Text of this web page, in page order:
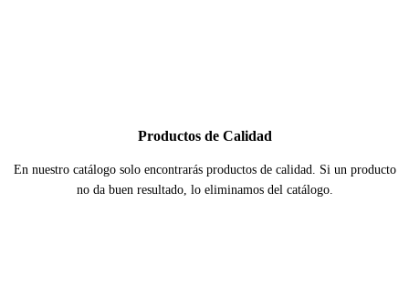
Productos de Calidad
En nuestro catálogo solo encontrarás productos de calidad. Si un producto
no da buen resultado, lo eliminamos del catálogo.